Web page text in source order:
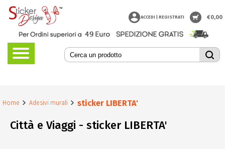
Home Adesivi murali sticker LIBERTA'
Città e Viaggi - sticker LIBERTA'
ACCEDI | REGISTRATI €0,00